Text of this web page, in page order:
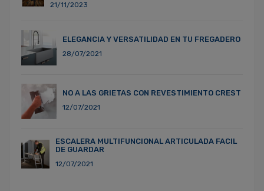
21/11/2023
ELEGANCIA Y VERSATILIDAD EN TU FREGADERO
28/07/2021
NO A LAS GRIETAS CON REVESTIMIENTO CREST
12/07/2021
ESCALERA MULTIFUNCIONAL ARTICULADA FACIL
DE GUARDAR
12/07/2021